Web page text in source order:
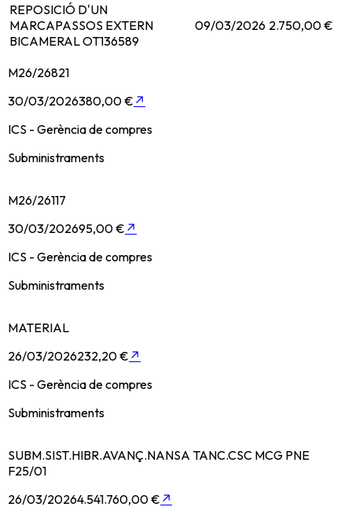
REPOSICIÓ D'UN
MARCAPASSOS EXTERN
BICAMERAL OT136589
09/03/2026 2.750,00 €
M26/26821
30/03/2026380,00 € ↗
ICS - Gerència de compres
Subministraments
M26/26117
30/03/202695,00 € ↗
ICS - Gerència de compres
Subministraments
MATERIAL
26/03/2026232,20 € ↗
ICS - Gerència de compres
Subministraments
SUBM.SIST.HIBR.AVANÇ.NANSA TANC.CSC MCG PNE
F25/01
26/03/20264.541.760,00 € ↗